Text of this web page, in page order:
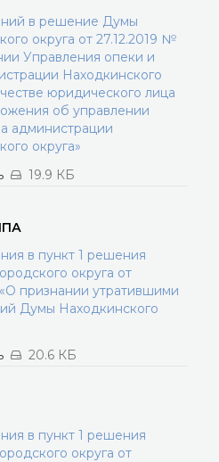
в решение Думы
округа от 27.12.2019 №
Управления опеки и
Находкинского
юридического лица
об управлении
администрации
округа»
19.9 КБ
в пункт 1 решения
округа от
признании утратившими
Думы Находкинского
20.6 КБ
в пункт 1 решения
округа от